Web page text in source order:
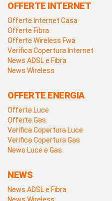
OFFERTE INTERNET
Offerte Internet Casa
Offerte Fibra
Offerte Wireless Fwa
Verifica Copertura Internet
News ADSL e Fibra
News Wireless
OFFERTE ENERGIA
Offerte Luce
Offerte Gas
Verifica Copertura Luce
Verifica Copertura Gas
News Luce e Gas
NEWS
News ADSL e Fibra